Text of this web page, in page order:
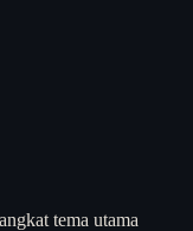
tema utama